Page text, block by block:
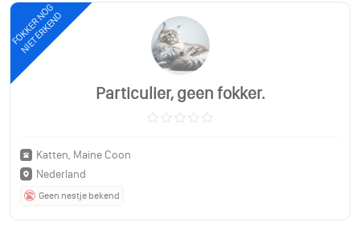
FOKKER NOG
NIET ERKEND
Particulier, geen fokker.
Katten, Maine Coon
Nederland
Geen nestje bekend